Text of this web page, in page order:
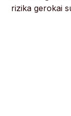
rizika gerokai